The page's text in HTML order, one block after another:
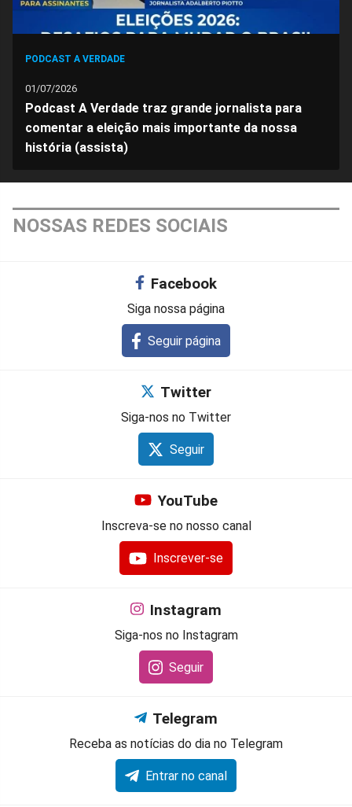
PODCAST A VERDADE
01/07/2026
Podcast A Verdade traz grande jornalista para
comentar a eleição mais importante da nossa
história (assista)
NOSSAS REDES SOCIAIS
Facebook
Siga nossa página
Seguir página
Twitter
Siga-nos no Twitter
Seguir
YouTube
Inscreva-se no nosso canal
Inscrever-se
Instagram
Siga-nos no Instagram
Seguir
Telegram
Receba as notícias do dia no Telegram
Entrar no canal